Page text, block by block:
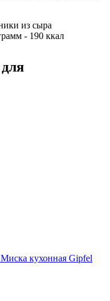
из сыра
- 190 ккал
Миска кухонная Gipfel